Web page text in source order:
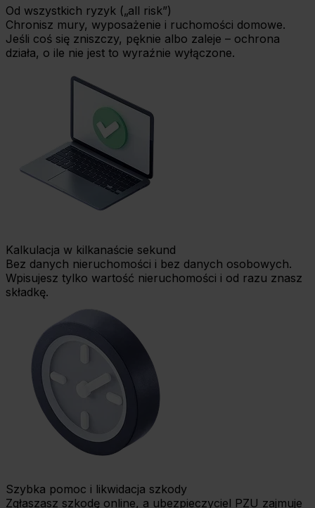
Od wszystkich ryzyk („all risk”)
Chronisz mury, wyposażenie i ruchomości domowe.
Jeśli coś się zniszczy, pęknie albo zaleje – ochrona
działa, o ile nie jest to wyraźnie wyłączone.
Kalkulacja w kilkanaście sekund
Bez danych nieruchomości i bez danych osobowych.
Wpisujesz tylko wartość nieruchomości i od razu znasz
składkę.
Szybka pomoc i likwidacja szkody
Zgłaszasz szkodę online, a ubezpieczyciel PZU zajmuje